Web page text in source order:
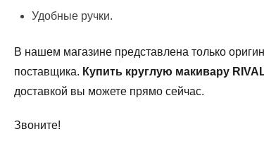
Удобные ручки.
В нашем магазине представлена только
поставщика. Купить круглую макивару
доставкой вы можете прямо сейчас.
Звоните!